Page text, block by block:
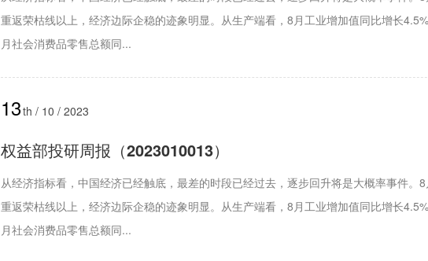
重返荣枯线以上，经济边际企稳的迹象明显。从生产端看，8月工业增加值同比增长
月社会消费品零售总额同...
13th / 10 / 2023
权益部投研周报（2023010013）
从经济指标看，中国经济已经触底，最差的时段已经过去，逐步回升将是大概率事件
重返荣枯线以上，经济边际企稳的迹象明显。从生产端看，8月工业增加值同比增长
月社会消费品零售总额同...